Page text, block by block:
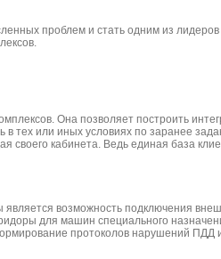
проблем и стать одним из
Она позволяет построить
тех или иных условиях по заранее
кабинета. Ведь единая база
возможность подключения
для машин специального
протоколов нарушений ПДД